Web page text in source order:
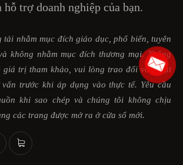
trợ doanh nghiệp của bạn.
tải nhằm mục đích giáo dục, phổ biến, tuyên
không nhằm mục đích thương mại. Thông
giá trị tham khảo, vui lòng trao đổi với Luật
trước khi áp dụng vào thực tế. Yêu cầu
khi sao chép và chúng tôi không chịu
các trang được mở ra ở cửa sổ mới.